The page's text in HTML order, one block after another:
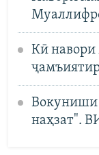
Кӣ
Вокуниши
наҳзат".